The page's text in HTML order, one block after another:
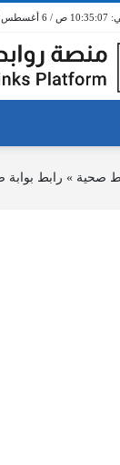
10:35:07 ص / 6 أغسطس 2026
صحية » رابط